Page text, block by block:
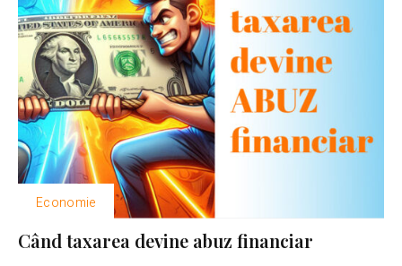
Economie
Când taxarea devine abuz financiar